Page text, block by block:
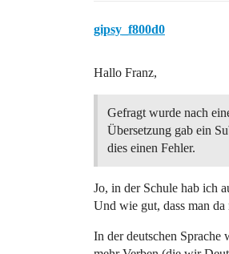
gipsy_f800d0
Hallo Franz,
Gefragt wurde nach
Übersetzung gab ein
dies einen Fehler.
Jo, in der Schule hab ich
Und wie gut, dass man
In der deutschen Sprache